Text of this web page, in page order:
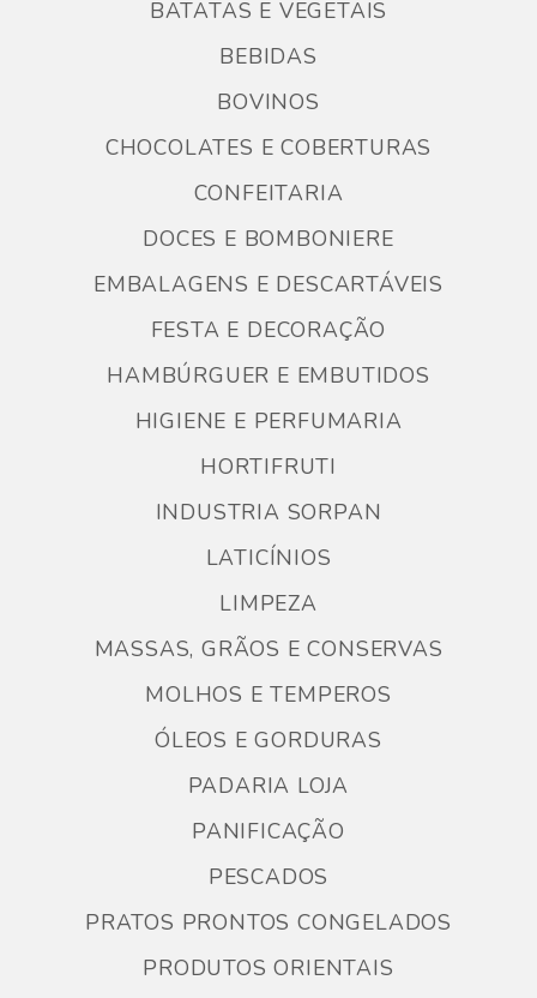
BATATAS E VEGETAIS
BEBIDAS
BOVINOS
CHOCOLATES E COBERTURAS
CONFEITARIA
DOCES E BOMBONIERE
EMBALAGENS E DESCARTÁVEIS
FESTA E DECORAÇÃO
HAMBÚRGUER E EMBUTIDOS
HIGIENE E PERFUMARIA
HORTIFRUTI
INDUSTRIA SORPAN
LATICÍNIOS
LIMPEZA
MASSAS, GRÃOS E CONSERVAS
MOLHOS E TEMPEROS
ÓLEOS E GORDURAS
PADARIA LOJA
PANIFICAÇÃO
PESCADOS
PRATOS PRONTOS CONGELADOS
PRODUTOS ORIENTAIS